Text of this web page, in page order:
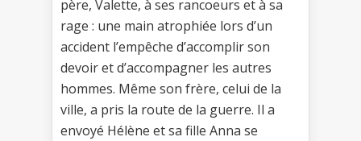
père, Valette, à ses rancoeurs et à sa
rage : une main atrophiée lors d’un
accident l’empêche d’accomplir son
devoir et d’accompagner les autres
hommes. Même son frère, celui de la
ville, a pris la route de la guerre. Il a
envoyé Hélène et sa fille Anna se